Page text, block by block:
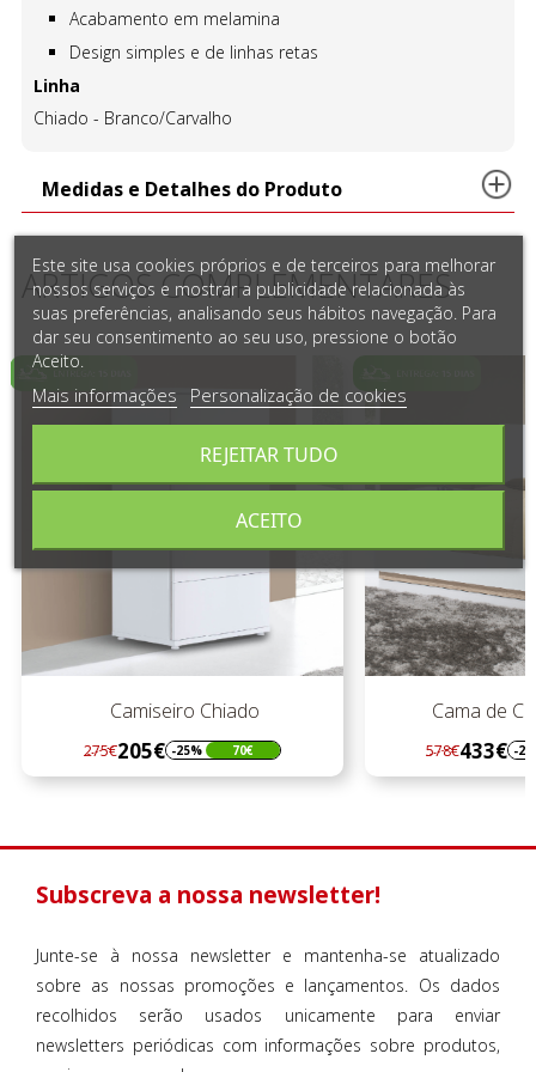
Acabamento em melamina
Design simples e de linhas retas
Linha
Chiado - Branco/Carvalho
Medidas e Detalhes do Produto
ARTIGOS COMPLEMENTARES
Camiseiro Chiado
Regular
preço
275€205€
Preço -25% 70€
Cama de
Regular
preço
578€433€
Preço -
Subscreva a nossa newsletter!
Junte-se à nossa newsletter e mantenha-se atualizado
sobre as nossas promoções e lançamentos. Os dados
recolhidos serão usados unicamente para enviar
newsletters periódicas com informações sobre produtos,
Este site usa cookies próprios e de terceiros para melhorar
nossos serviços e mostrar a publicidade relacionada às
suas preferências, analisando seus hábitos navegação. Para
dar seu consentimento ao seu uso, pressione o botão
Aceito.
Mais informações Personalização de cookies
REJEITAR TUDO
ACEITO